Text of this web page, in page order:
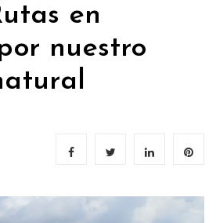
en
nuestro